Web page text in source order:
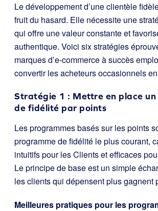
Le développement d’une clientèle
fruit du hasard. Elle nécessite une
qui offre une valeur constante et
authentique. Voici six stratégies
marques d’e-commerce à succès
convertir les acheteurs occasionnels
Stratégie 1 : Mettre en place
de fidélité par points
Les programmes basés sur les points
programme de fidélité le plus courant,
intuitifs pour les Clients et efficaces
Le principe de base est un simple
les clients qui dépensent plus gagnent
Meilleures pratiques pour les